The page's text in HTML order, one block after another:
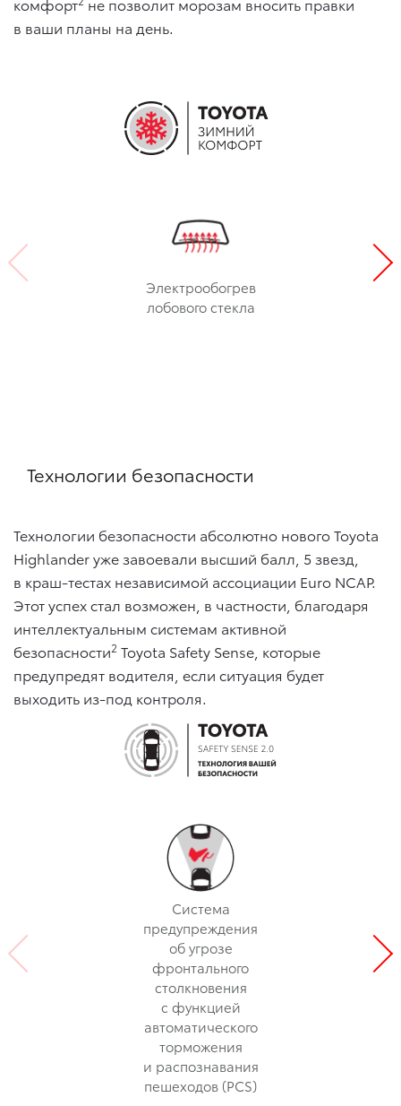
в ваши планы на день.
Электрообогрев
лобового стекла
Технологии безопасности
Технологии безопасности абсолютно нового Toyota
Highlander уже завоевали высший балл, 5 звезд,
в краш-тестах независимой ассоциации Euro NCAP.
Этот успех стал возможен, в частности, благодаря
интеллектуальным системам активной
безопасности2 Toyota Safety Sense, которые
предупредят водителя, если ситуация будет
выходить из-под контроля.
Система
предупреждения
об угрозе
фронтального
столкновения
с функцией
автоматического
торможения
и распознавания
пешеходов (PCS)